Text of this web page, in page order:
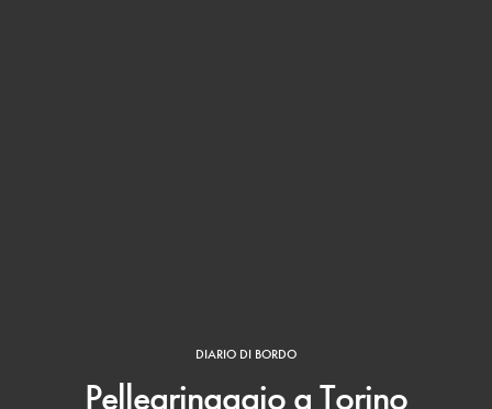
DIARIO DI BORDO
Pellegrinaggio a Torino